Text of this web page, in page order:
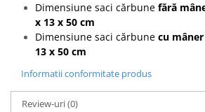
Dimensiune saci cărbune fără
x 13 x 50 cm
Dimensiune saci cărbune cu mâner
13 x 50 cm
Informatii conformitate produs
Review-uri(0)